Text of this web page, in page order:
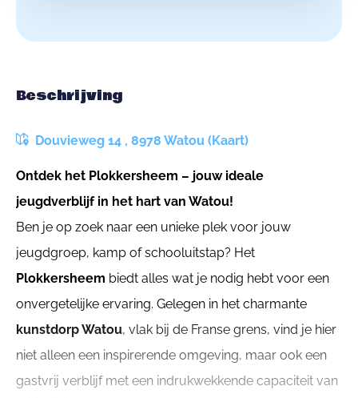
Beschrijving
Douvieweg 14 , 8978 Watou (Kaart)
Ontdek het Plokkersheem – jouw ideale
jeugdverblijf in het hart van Watou!
Ben je op zoek naar een unieke plek voor jouw
jeugdgroep, kamp of schooluitstap? Het
Plokkersheem biedt alles wat je nodig hebt voor een
onvergetelijke ervaring. Gelegen in het charmante
kunstdorp Watou, vlak bij de Franse grens, vind je hier
niet alleen een inspirerende omgeving, maar ook een
gastvrij verblijf met een indrukwekkende capaciteit van